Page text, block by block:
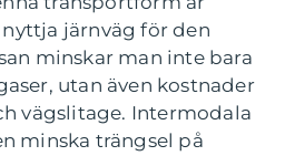
järnväg för den
minskar man inte bara
utan även kostnader
vägslitage. Intermodala
minska trängsel på